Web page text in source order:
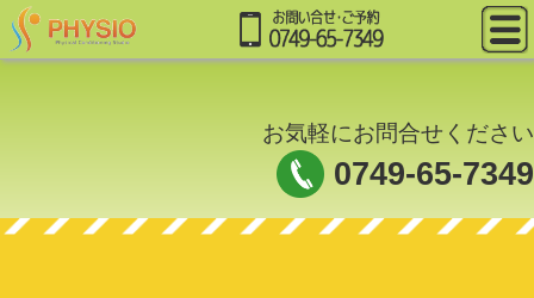
お気軽にお問合せください
0749-65-7349